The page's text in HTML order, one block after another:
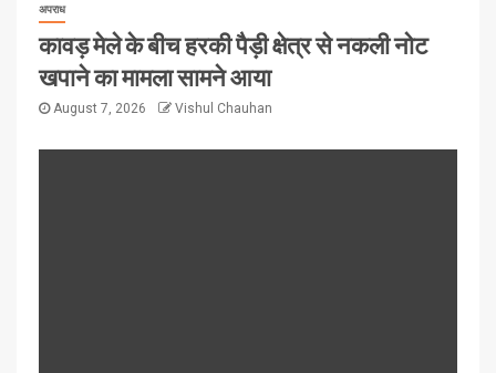
अपराध
कावड़ मेले के बीच हरकी पैड़ी क्षेत्र से नकली नोट
खपाने का मामला सामने आया
August 7, 2026 Vishul Chauhan